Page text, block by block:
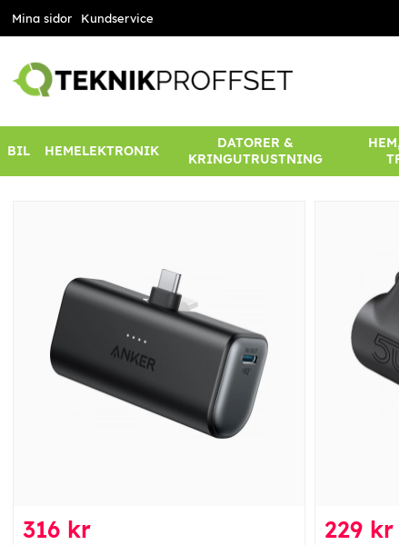
Mina sidor Kundservice
BIL HEMELEKTRONIK
DATORER &
KRINGUTRUSTNING
316 kr 229 kr